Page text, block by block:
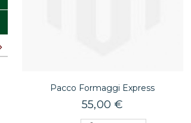
Pacco Formaggi Express
55,00 €
22,70 €
A partire da: